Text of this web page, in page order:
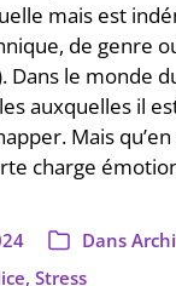
mais est
de genre
Dans le monde
auxquelles il
Mais
charge
Dans
, Stress